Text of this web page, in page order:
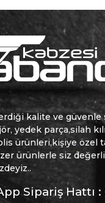
kalite ve güvenle
yedek parça,silah
ürünleri,kişiye özel
ürünlerle siz
Sipariş Hattı :